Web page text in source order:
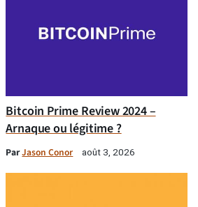
Bitcoin Prime Review 2024 –
Arnaque ou légitime ?
ParJason Conor août 3, 2026